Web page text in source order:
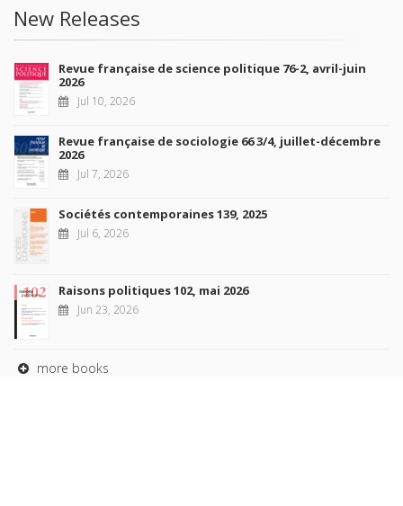
New Releases
Revue française de science politique 76-2, avril-juin
2026
Jul 10, 2026
Revue française de sociologie 66 3/4, juillet-décembre
2026
Jul 7, 2026
Sociétés contemporaines 139, 2025
Jul 6, 2026
Raisons politiques 102, mai 2026
Jun 23, 2026
more books